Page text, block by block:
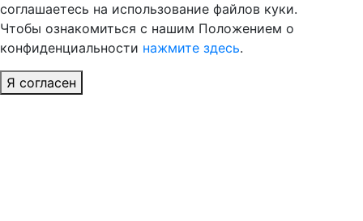
соглашаетесь на использование файлов куки.
Чтобы ознакомиться с нашим Положением о
конфиденциальности нажмите здесь.
Я согласен